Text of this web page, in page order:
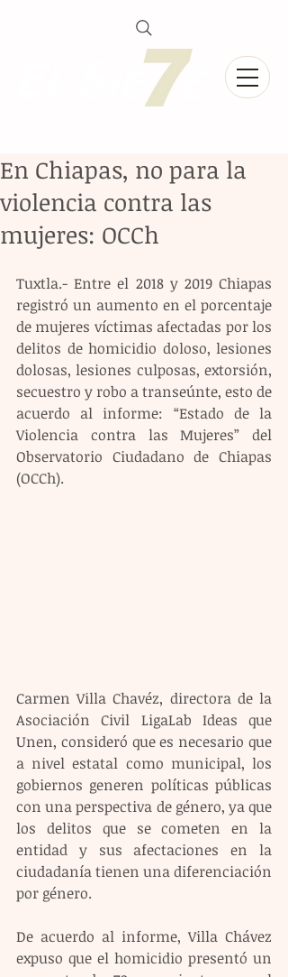
En Chiapas, no para la
violencia contra las
mujeres: OCCh
Tuxtla.- Entre el 2018 y 2019 Chiapas
registró un aumento en el porcentaje
de mujeres víctimas afectadas por los
delitos de homicidio doloso, lesiones
dolosas, lesiones culposas, extorsión,
secuestro y robo a transeúnte, esto de
acuerdo al informe: “Estado de la
Violencia contra las Mujeres” del
Observatorio Ciudadano de Chiapas
(OCCh).
Carmen Villa Chavéz, directora de la
Asociación Civil LigaLab Ideas que
Unen, consideró que es necesario que
a nivel estatal como municipal, los
gobiernos generen políticas públicas
con una perspectiva de género, ya que
los delitos que se cometen en la
entidad y sus afectaciones en la
ciudadanía tienen una diferenciación
por género.
De acuerdo al informe, Villa Chávez
expuso que el homicidio presentó un